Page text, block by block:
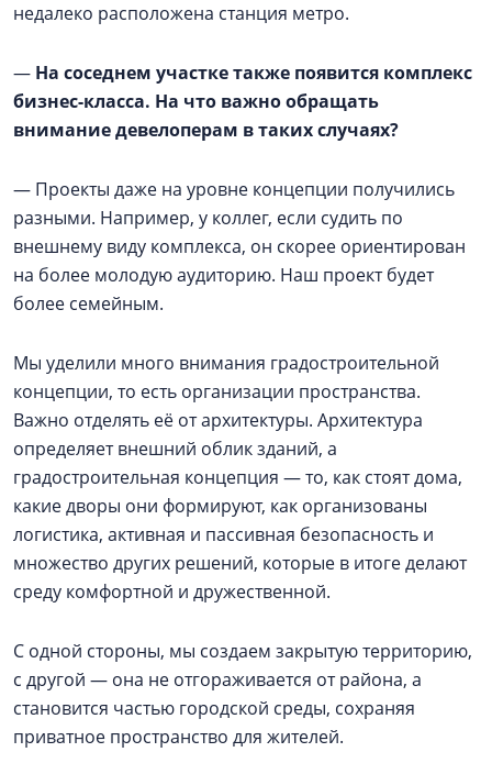
недалеко расположена станция метро.
— На соседнем участке также появится комплекс
бизнес-класса. На что важно обращать
внимание девелоперам в таких случаях?
— Проекты даже на уровне концепции получились
разными. Например, у коллег, если судить по
внешнему виду комплекса, он скорее ориентирован
на более молодую аудиторию. Наш проект будет
более семейным.
Мы уделили много внимания градостроительной
концепции, то есть организации пространства.
Важно отделять её от архитектуры. Архитектура
определяет внешний облик зданий, а
градостроительная концепция — то, как стоят дома,
какие дворы они формируют, как организованы
логистика, активная и пассивная безопасность и
множество других решений, которые в итоге делают
среду комфортной и дружественной.
С одной стороны, мы создаем закрытую территорию,
с другой — она не отгораживается от района, а
становится частью городской среды, сохраняя
приватное пространство для жителей.